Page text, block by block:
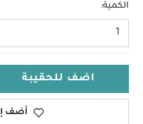
الكمية:
1
اضف للحقيبة
أضف